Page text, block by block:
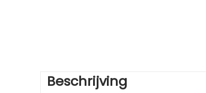
Beschrijving